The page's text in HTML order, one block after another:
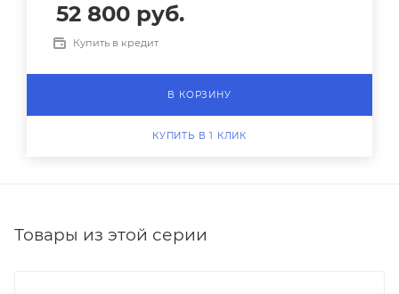
52 800 руб.
Купить в кредит
В КОРЗИНУ
КУПИТЬ В 1 КЛИК
Товары из этой серии